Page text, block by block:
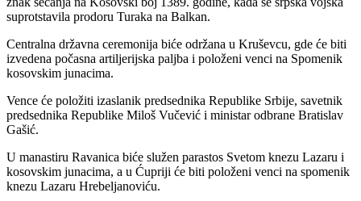
suprotstavila prodoru Turaka na Balkan.
Centralna državna ceremonija biće održana u Kruševcu, gde će biti
izvedena počasna artiljerijska paljba i položeni venci na Spomenik
kosovskim junacima.
Vence će položiti izaslanik predsednika Republike Srbije, savetnik
predsednika Republike Miloš Vučević i ministar odbrane Bratislav
Gašić.
U manastiru Ravanica biće služen parastos Svetom knezu Lazaru i
kosovskim junacima, a u Ćupriji će biti položeni venci na spomenik
knezu Lazaru Hrebeljanoviću.